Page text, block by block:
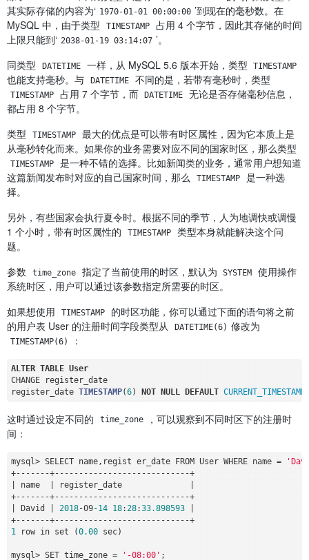
其实际存储的内容为‘ 1970-01-01 00:00:00 ’到现在的毫秒数。在
MySQL 中，由于类型
TIMESTAMP
占用 4 个字节，因此其存储的时间
上限只能到‘ 2038-01-19 03:14:07 ’。
同类型
DATETIME 一样，从 MySQL 5.6 版本开始，类型 TIMESTAMP
也能支持毫秒。与 DATETIME 不同的是，若带有毫秒时，类型
TIMESTAMP 占用 7 个字节，而 DATETIME
无论是否存储毫秒信息，
都占用 8 个字节。
类型
TIMESTAMP
最大的优点是可以带有时区属性，因为它本质上是
从毫秒转化而来。如果你的业务需要对应不同的国家时区，那么类型
TIMESTAMP
是一种不错的选择。比如新闻类的业务，通常用户想知道
这篇新闻发布时对应的自己国家时间，那么
TIMESTAMP
是一种选
择。
另外，有些国家会执行夏令时。根据不同的季节，人为地调快或调慢
1 个小时，带有时区属性的
TIMESTAMP
类型本身就能解决这个问
题。
参数
time_zone 指定了当前使用的时区，默认为 SYSTEM
使用操作
系统时区，用户可以通过该参数指定所需要的时区。
如果想使用
TIMESTAMP
的时区功能，你可以通过下面的语句将之前
的用户表 User 的注册时间字段类型从
DATETIME(6) 修改为
TIMESTAMP(6) ：
ALTER TABLE User
CHANGE register_date
register_date TIMESTAMP(6) NOT NULL DEFAULT CURRENT_TIMESTAMP
这时通过设定不同的 time_zone
，可以观察到不同时区下的注册时
间：
mysql > SELECT name,regist er_date FROM User WHERE name =
+- - - - - - -+- - - - - - - - - - - - - - - - - - - - - - - - - - - -+
name register_date
+- - - - - - -+- - - - - - - - - - - - - - - - - - - - - - - - - - - -+
David 2018-09-14 18: 28:33.898593
+- - - - - - -+- - - - - - - - - - - - - - - - - - - - - - - - - - - -+
1
row in set (0.00 sec)
mysql > SET time_zone = '-08:00' ;